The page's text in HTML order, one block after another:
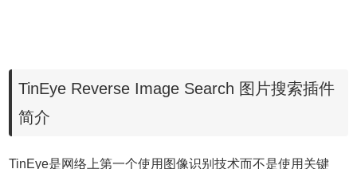
TinEye Reverse Image Search 图片搜索插件
简介
TinEye是网络上第一个使用图像识别技术而不是使用关键